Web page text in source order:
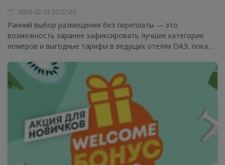
2026-02-07 20:27:29
Ранний выбор размещения без переплаты — это
возможность заранее зафиксировать лучшие категории
номеров и выгодные тарифы в ведущих отелях ОАЭ, пока
и уровню сервиса.